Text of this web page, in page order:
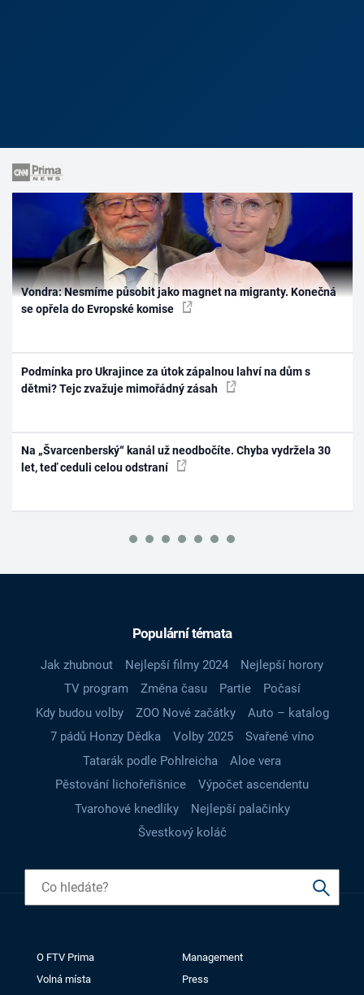
Vondra: Nesmíme působit jako magnet na migranty. Konečná
se opřela do Evropské komise
Podmínka pro Ukrajince za útok zápalnou lahví na dům s
dětmi? Tejc zvažuje mimořádný zásah
Na „Švarcenberský“ kanál už neodbočíte. Chyba vydržela 30
let, teď ceduli celou odstraní
Populární témata
Jak zhubnout Nejlepší filmy 2024
Nejlepší horory
TV program
Změna času Partie
Počasí
Kdy budou volby
ZOO Nové začátky
Auto – katalog
7 pádů Honzy Dědka
Volby 2025
Svařené víno
Tatarák podle Pohlreicha
Aloe vera
Pěstování lichořeřišnice
Výpočet ascendentu
Tvarohové knedlíky
Nejlepší palačinky
Švestkový koláč
O FTV Prima
Management
Volná místa
Press